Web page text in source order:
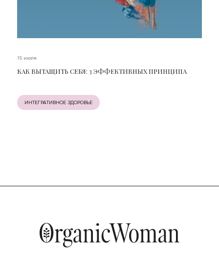
15 июля
КАК ВЫТАЩИТЬ СЕБЯ: 3 ЭФФЕКТИВНЫХ ПРИНЦИПА
ИНТЕГРАТИВНОЕ ЗДОРОВЬЕ